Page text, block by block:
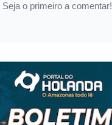
Seja o primeiro a comentar!